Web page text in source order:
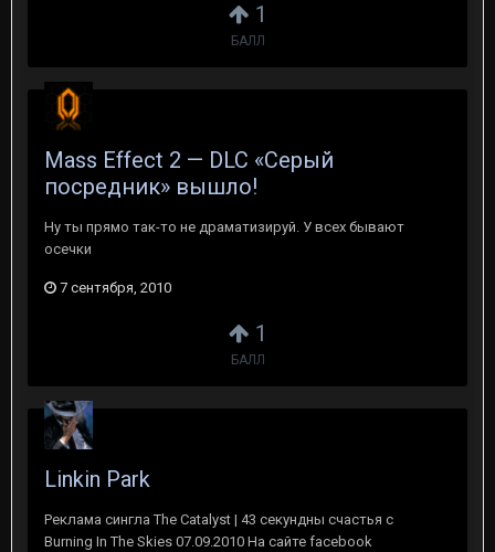
1
БАЛЛ
1
БАЛЛ
Mass Effect 2 — DLC «Серый
посредник» вышло!
Ну ты прямо так-то не драматизируй. У всех бывают
осечки
7 сентября, 2010
Linkin Park
Реклама сингла The Catalyst | 43 секундны счастья с
Burning In The Skies 07.09.2010 На сайте facebook